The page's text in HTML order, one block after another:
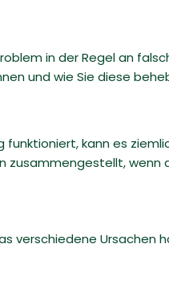
in der Regel an
und wie Sie diese
kann es
zusammengestellt, wenn
verschiedene Ursachen